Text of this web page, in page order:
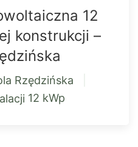
12
konstrukcji –
Rzędzińska
12 kWp